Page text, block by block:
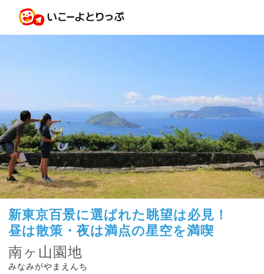
新東京百景に選ばれた眺望は必見！
昼は散策・夜は満点の星空を満喫
南ヶ山園地
みなみがやまえんち